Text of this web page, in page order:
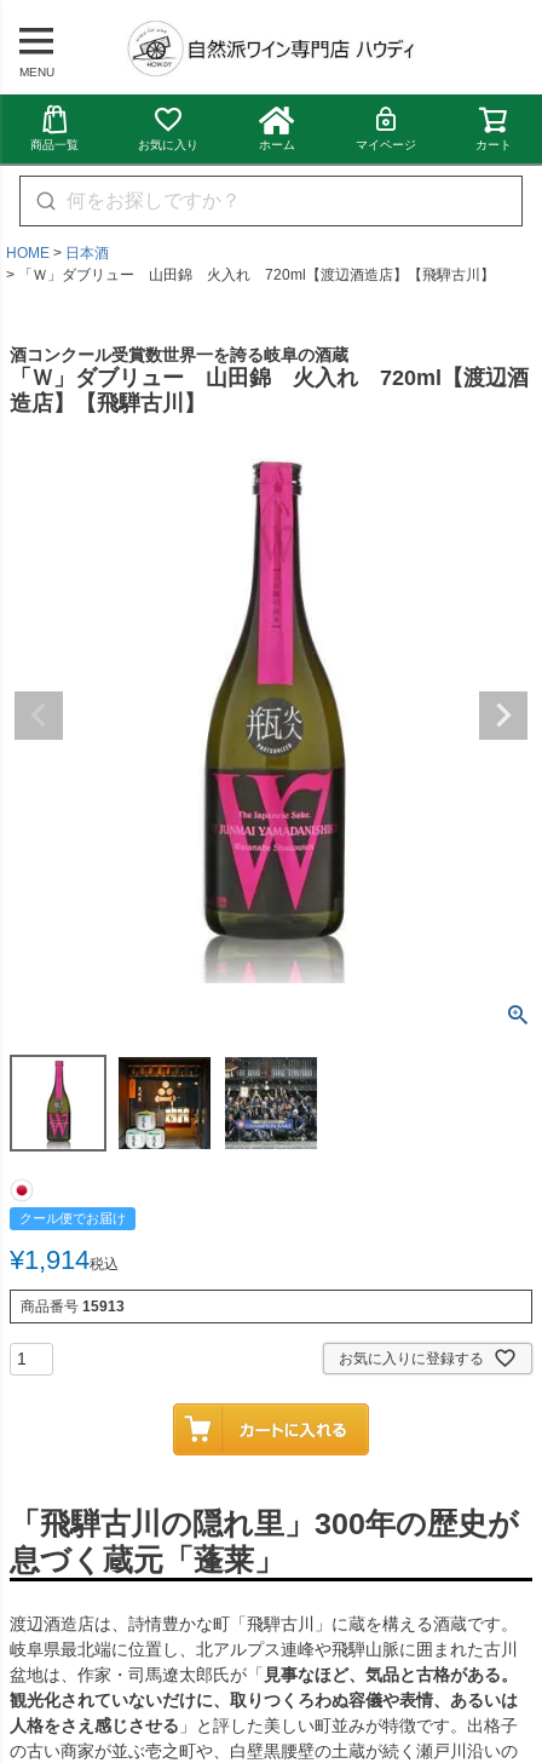
MENU
商品一覧 お気に入り ホーム マイページ カート
HOME
日本酒
「Ｗ」ダブリュー 山田錦 火入れ 720ml【渡辺酒造店】【飛騨古川】
酒コンクール受賞数世界一を誇る岐阜の酒蔵
「Ｗ」ダブリュー 山田錦 火入れ 720ml【渡辺酒
造店】【飛騨古川】
クール便でお届け
¥1,914税込
商品番号 15913
お気に入りに登録する
「飛騨古川の隠れ里」300年の歴史が
息づく蔵元「蓬莱」
渡辺酒造店は、詩情豊かな町「飛騨古川」に蔵を構える酒蔵です。
岐阜県最北端に位置し、北アルプス連峰や飛騨山脈に囲まれた古川
盆地は、作家・司馬遼太郎氏が「 見事なほど、気品と古格がある。
観光化されていないだけに、取りつくろわぬ容儀や表情、あるいは
人格をさえ感じさせる 」と評した美しい町並みが特徴です。出格子
の古い商家が並ぶ壱之町や、白壁黒腰壁の土蔵が続く瀬戸川沿いの